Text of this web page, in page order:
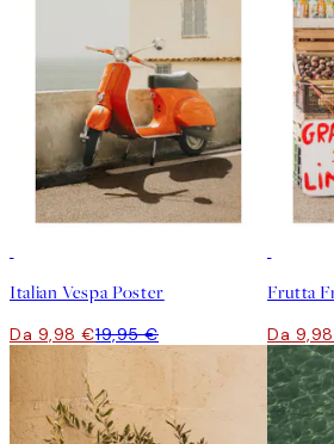
Italian Vespa Poster
Da 9,98 €19,95 €
Frutta
Da